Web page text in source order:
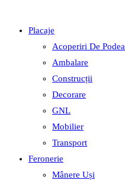
Placaje
Acoperiri De Podea
Ambalare
Construcții
Decorare
GNL
Mobilier
Transport
Feronerie
Mânere Uși